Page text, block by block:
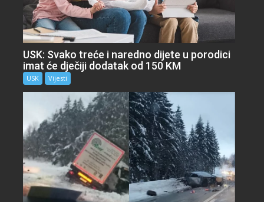
USK: Svako treće i naredno dijete u porodici
imat će dječiji dodatak od 150 KM
USK Vijesti